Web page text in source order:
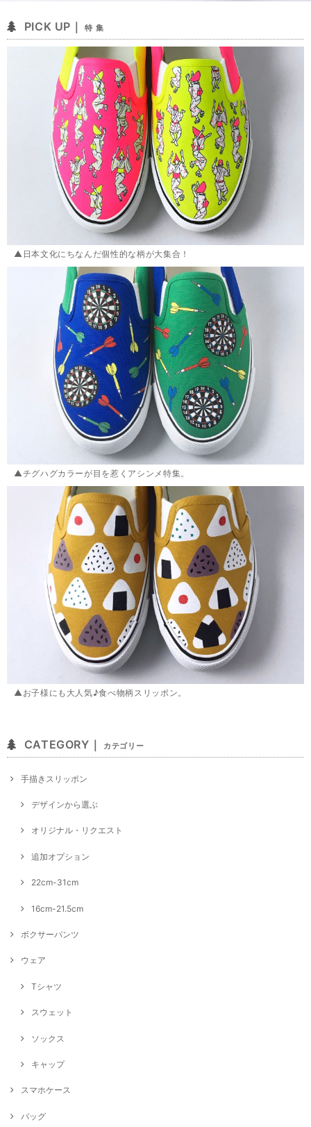
PICK UP｜ 特 集
▲日本文化にちなんだ個性的な柄が大集合！
▲チグハグカラーが目を惹くアシンメ特集。
▲お子様にも大人気♪食べ物柄スリッポン。
CATEGORY｜ カテゴリー
手描きスリッポン
デザインから選ぶ
オリジナル・リクエスト
追加オプション
22cm-31cm
16cm-21.5cm
ボクサーパンツ
ウェア
Tシャツ
スウェット
ソックス
キャップ
スマホケース
バッグ